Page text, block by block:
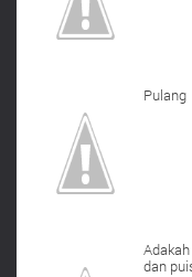
Pulang
dan